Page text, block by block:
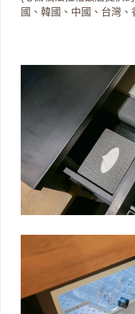
國、韓國、中國、台灣、